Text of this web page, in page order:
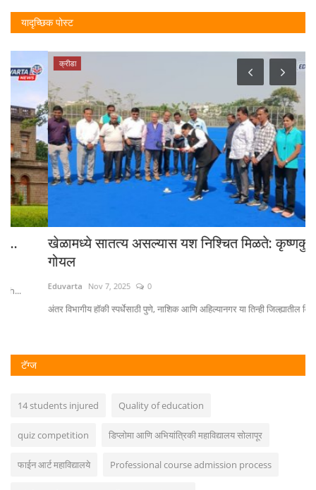
यादृच्छिक पोस्ट
क्रीडा
खेळामध्ये सातत्य असल्यास यश निश्चित मिळते: कृष्णकुमार
Nov 7, 2025
अंतर विभागीय हॉकी स्पर्धेसाठी पुणे, नाशिक आणि अहिल्यानगर या तिन्ही जिल्ह्यातील विविध...
टॅग्ज
14 students injured Quality of education
quiz competition डिप्लोमा आणि अभियांत्रिकी महाविद्यालय सोलापूर
फाईन आर्ट महाविद्यालये Professional course admission process